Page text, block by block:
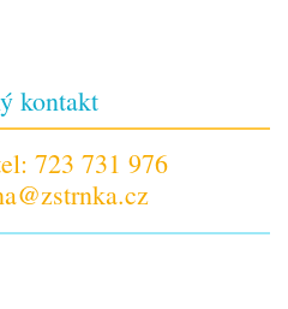
kontakt
723 731 976